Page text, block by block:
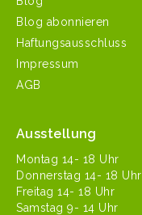
Blog abonnieren
Haftungsausschluss
Impressum
AGB
Ausstellung
Mon­tag 14- 18 Uhr
Don­ner­stag 14- 18 Uhr
Fre­itag 14- 18 Uhr
Sam­stag 9- 14 Uhr